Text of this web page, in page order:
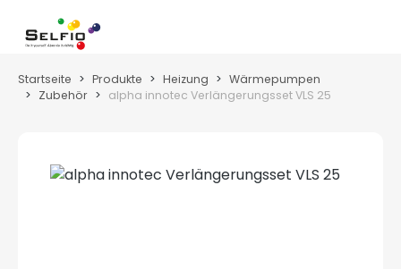
Zum Hauptinhalt springen
Startseite Produkte Heizung
Wärmepumpen
Zubehör
alpha innotec Verlängerungsset VLS 25